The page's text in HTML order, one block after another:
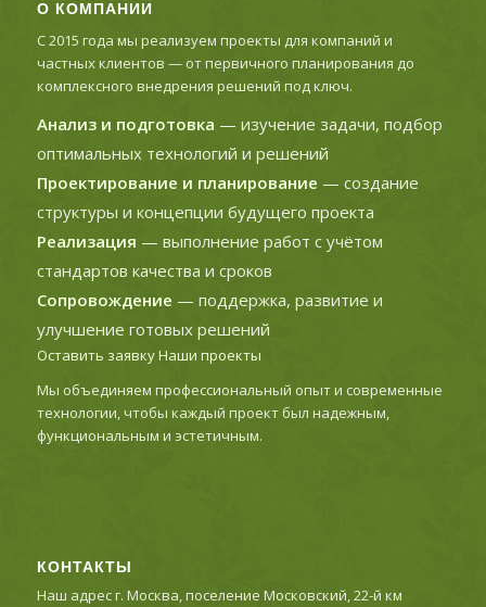
О КОМПАНИИ
С 2015 года мы реализуем проекты для компаний и
частных клиентов — от первичного планирования до
комплексного внедрения решений под ключ.
Анализ и подготовка — изучение задачи, подбор
оптимальных технологий и решений
Проектирование и планирование — создание
структуры и концепции будущего проекта
Реализация — выполнение работ с учётом
стандартов качества и сроков
Сопровождение — поддержка, развитие и
улучшение готовых решений
Оставить заявкуНаши проекты
Мы объединяем профессиональный опыт и современные
технологии, чтобы каждый проект был надежным,
функциональным и эстетичным.
КОНТАКТЫ
Наш адрес г. Москва, поселение Московский, 22-й км